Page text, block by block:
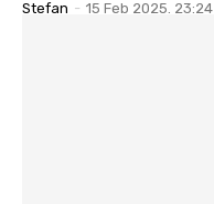
Stefan - 15 Feb 2025. 23:24